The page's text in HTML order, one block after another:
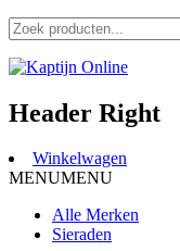
Header Right
Winkelwagen
MENUMENU
Alle Merken
Sieraden